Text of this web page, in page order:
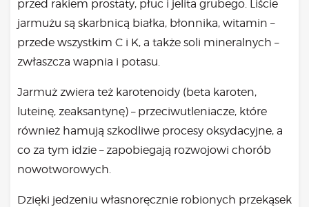
przed rakiem prostaty, płuc i jelita grubego. Liście
jarmużu są skarbnicą białka, błonnika, witamin –
przede wszystkim C i K, a także soli mineralnych –
zwłaszcza wapnia i potasu.
Jarmuż zwiera też karotenoidy (beta karoten,
luteinę, zeaksantynę) – przeciwutleniacze, które
również hamują szkodliwe procesy oksydacyjne, a
co za tym idzie – zapobiegają rozwojowi chorób
nowotworowych.
Dzięki jedzeniu własnoręcznie robionych przekąsek